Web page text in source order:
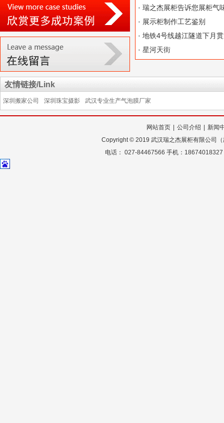
· 瑞之杰展柜告诉您展柜气
· 展示柜制作工艺鉴别
· 地铁4号线越江隧道下月
· 星河天街
友情链接/Link
深圳搬家公司 深圳珠宝摄影 武汉专业生产气泡膜厂家
网站首页 公司介绍
新闻
Copyright© 2019 武汉瑞之杰展柜有限公司
电话： 027-84467566 手机：